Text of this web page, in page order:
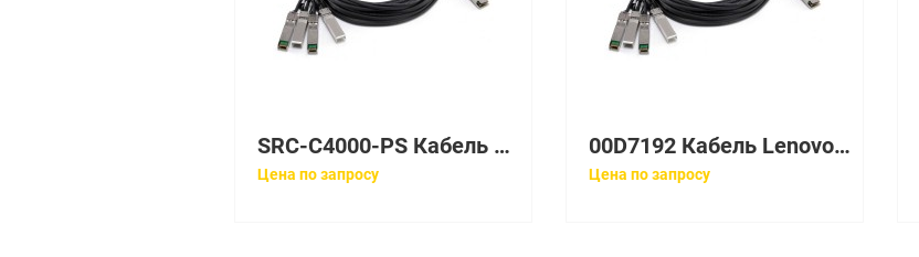
SRC-C4000-PS Кабель Juniper C4K Power FRU
Цена по запросу
00D7192 Кабель Lenovo 4.3m US/CAN NEMA L15-30P - (3P+Gnd) to 3X IEC 320 C19 Line Cord
Цена по запросу